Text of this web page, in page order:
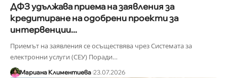
ДФЗ удължава приема на заявления за
кредитиране на одобрени проекти за
интервенции...
Приемът на заявления се осъществява чрез Системата за
електронни услуги (СЕУ) Поради…
Мариана Климентиева 23.07.2026